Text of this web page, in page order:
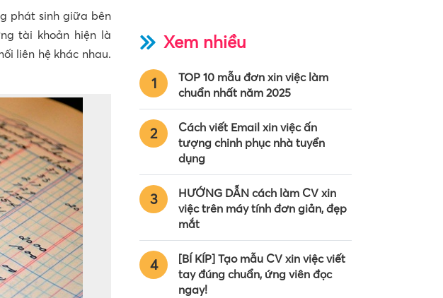
phát sinh giữa bên
tài khoản hiện là
liên hệ khác nhau.
Xem nhiều
1
TOP 10 mẫu đơn xin việc làm
chuẩn nhất năm 2025
2
Cách viết Email xin việc ấn
tượng chinh phục nhà tuyển
dụng
3
HƯỚNG DẪN cách làm CV xin
việc trên máy tính đơn giản, đẹp
mắt
4
[BÍ KÍP] Tạo mẫu CV xin việc viết
tay đúng chuẩn, ứng viên đọc
ngay!